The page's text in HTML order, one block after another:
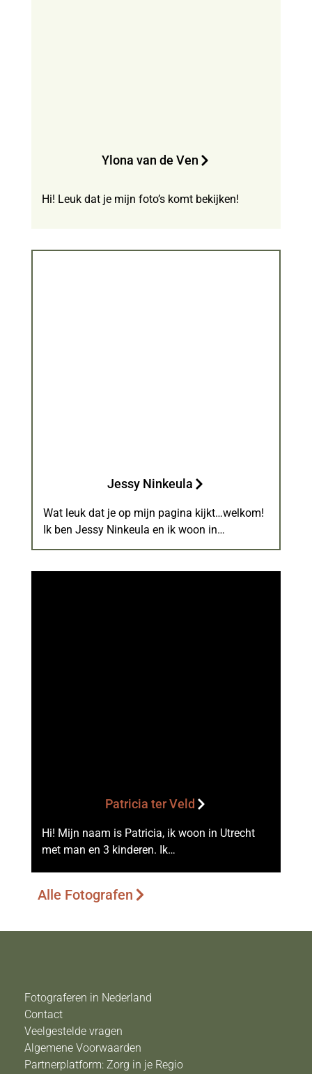
Ylona van de Ven
Hi! Leuk dat je mijn foto’s komt bekijken!
Jessy Ninkeula
Wat leuk dat je op mijn pagina kijkt…welkom!
Ik ben Jessy Ninkeula en ik woon in…
Patricia ter Veld
Hi! Mijn naam is Patricia, ik woon in Utrecht
met man en 3 kinderen. Ik…
Alle Fotografen
Fotograferen in Nederland
Contact
Veelgestelde vragen
Algemene Voorwaarden
Partnerplatform: Zorg in je Regio